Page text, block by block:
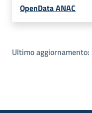
OpenData ANAC
Ultimo aggiornamento: